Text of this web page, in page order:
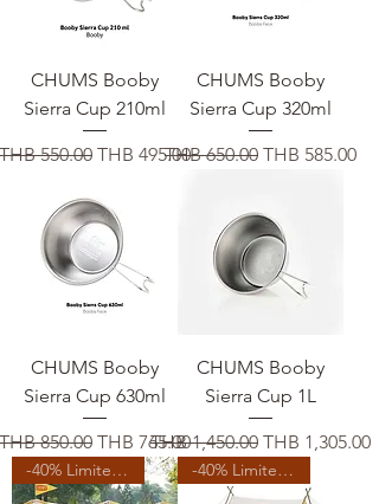
CHUMS Booby
Sierra Cup 210ml
常価格
THB 550.00 セール価格
THB 495.00
CHUMS Booby
Sierra Cup 320ml
通常価格
THB 650.00 セール価格
THB 585.00
CHUMS Booby
Sierra Cup 630ml
常価格
THB 850.00 セール価格
THB 765.00
CHUMS Booby
Sierra Cup 1L
通常価格
THB 1,450.00 セール価格
THB 1,305.00
-40% Limited Time -40% Limited Time